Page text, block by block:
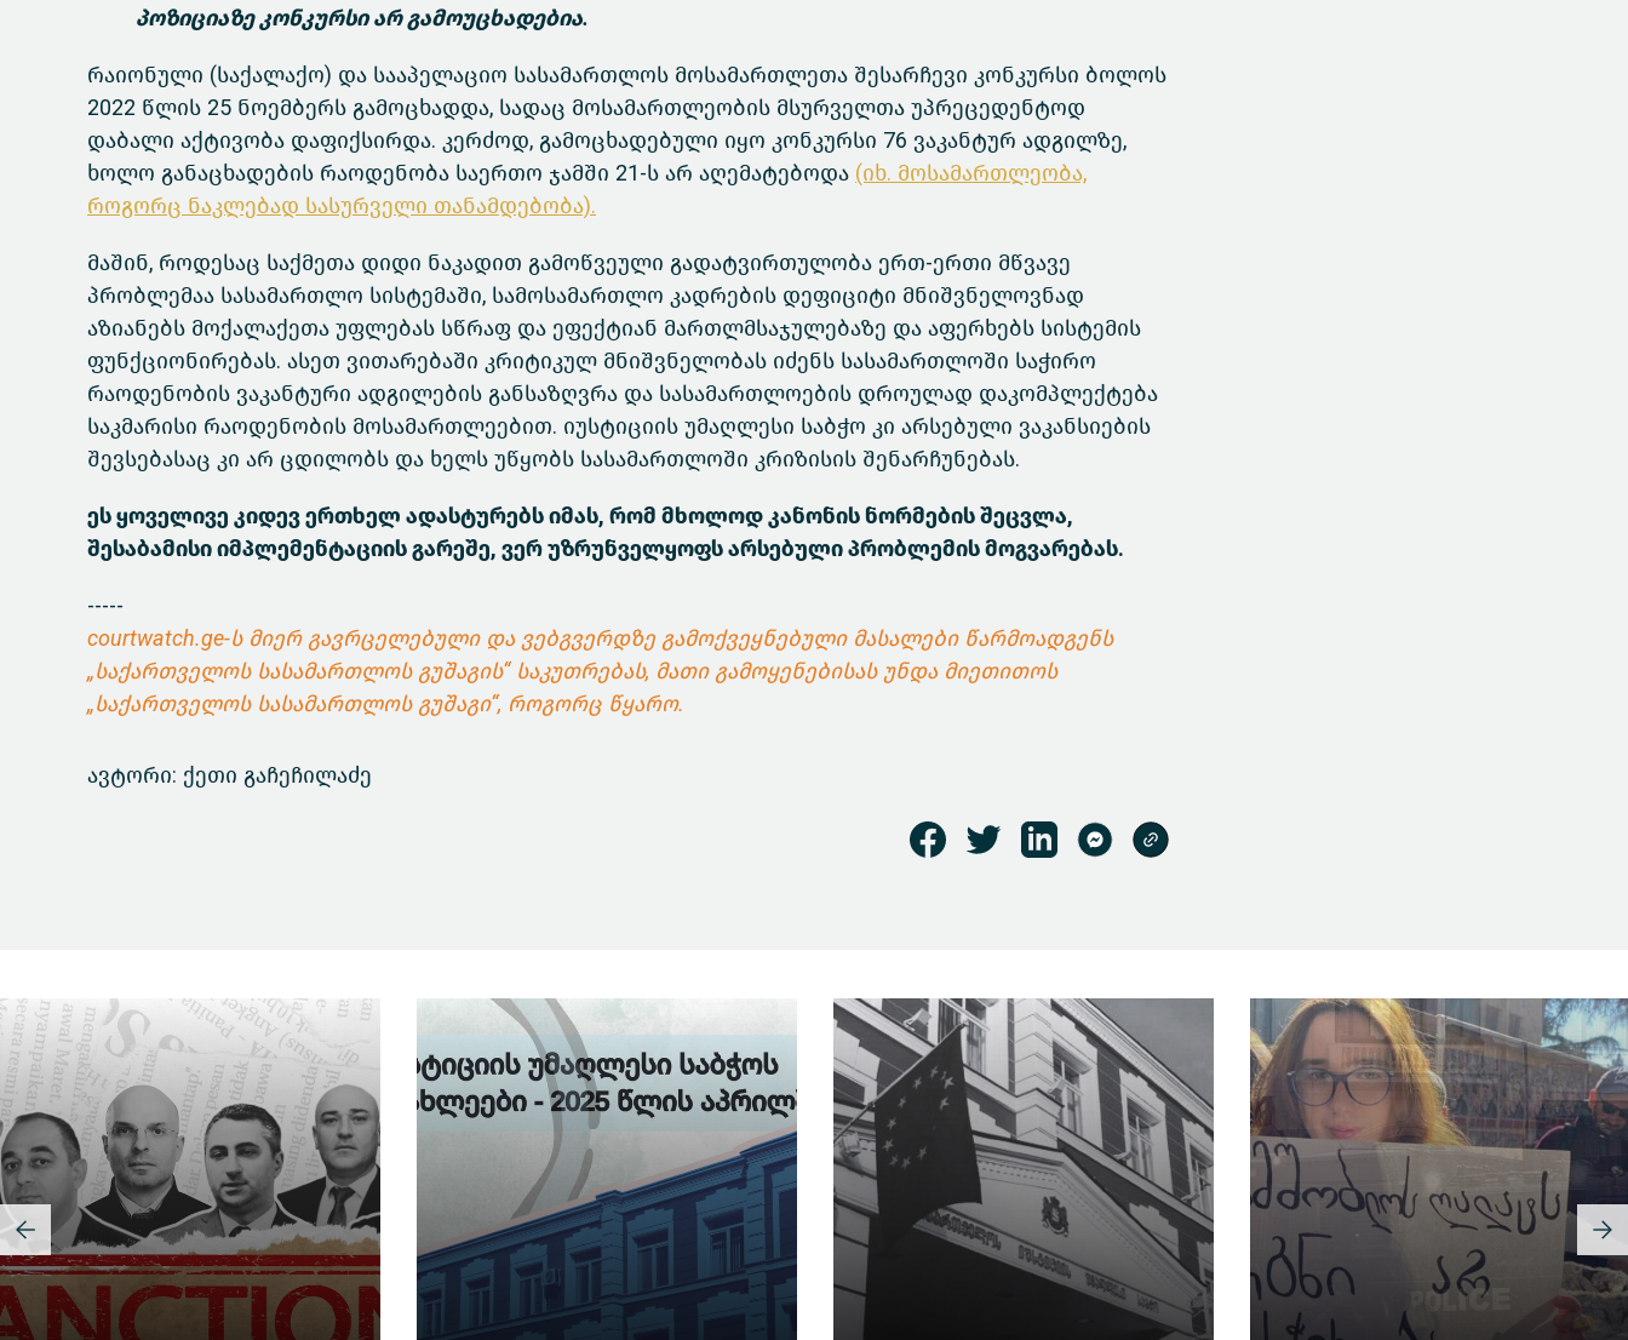
პოზიციაზე კონკურსი არ გამოუცხადებია.
რაიონული (საქალაქო) და სააპელაციო სასამართლოს მოსამართლეთა შესარჩევი კონკურსი ბოლოს
2022 წლის 25 ნოემბერს გამოცხადდა, სადაც მოსამართლეობის მსურველთა უპრეცედენტოდ
დაბალი აქტივობა დაფიქსირდა. კერძოდ, გამოცხადებული იყო კონკურსი 76 ვაკანტურ ადგილზე,
ხოლო განაცხადების რაოდენობა საერთო ჯამში 21-ს არ აღემატებოდა (იხ. მოსამართლეობა,
როგორც ნაკლებად სასურველი თანამდებობა).
მაშინ, როდესაც საქმეთა დიდი ნაკადით გამოწვეული გადატვირთულობა ერთ-ერთი მწვავე
პრობლემაა სასამართლო სისტემაში, სამოსამართლო კადრების დეფიციტი მნიშვნელოვნად
აზიანებს მოქალაქეთა უფლებას სწრაფ და ეფექტიან მართლმსაჯულებაზე და აფერხებს სისტემის
ფუნქციონირებას. ასეთ ვითარებაში კრიტიკულ მნიშვნელობას იძენს სასამართლოში საჭირო
რაოდენობის ვაკანტური ადგილების განსაზღვრა და სასამართლოების დროულად დაკომპლექტება
საკმარისი რაოდენობის მოსამართლეებით. იუსტიციის უმაღლესი საბჭო კი არსებული ვაკანსიების
შევსებასაც კი არ ცდილობს და ხელს უწყობს სასამართლოში კრიზისის შენარჩუნებას.
ეს ყოველივე კიდევ ერთხელ ადასტურებს იმას, რომ მხოლოდ კანონის ნორმების შეცვლა,
შესაბამისი იმპლემენტაციის გარეშე, ვერ უზრუნველყოფს არსებული პრობლემის მოგვარებას.
-----
courtwatch.ge-ს მიერ გავრცელებული და ვებგვერდზე გამოქვეყნებული მასალები წარმოადგენს
„საქართველოს სასამართლოს გუშაგის“ საკუთრებას, მათი გამოყენებისას უნდა მიეთითოს
„საქართველოს სასამართლოს გუშაგი“, როგორც წყარო.
ავტორი: ქეთი გაჩეჩილაძე